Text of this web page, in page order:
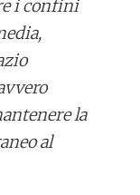
i confini
la
al